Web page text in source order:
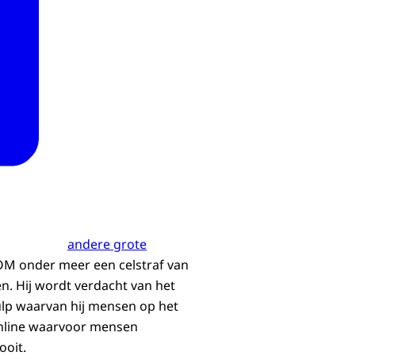
andere grote
onder meer een celstraf van
Hij wordt verdacht van het
waarvan hij mensen op het
waarvoor mensen